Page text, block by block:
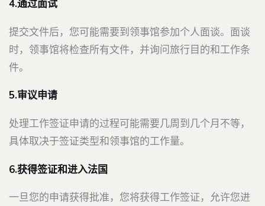
4.通过面试
提交文件后，您可能需要到领事馆参加个人面谈。面谈
时，领事馆将检查所有文件，并询问旅行目的和工作条
件。
5.审议申请
处理工作签证申请的过程可能需要几周到几个月不等，
具体取决于签证类型和领事馆的工作量。
6.获得签证和进入法国
一旦您的申请获得批准，您将获得工作签证，允许您进